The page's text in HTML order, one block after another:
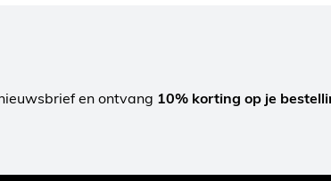
en ontvang 10% korting op je